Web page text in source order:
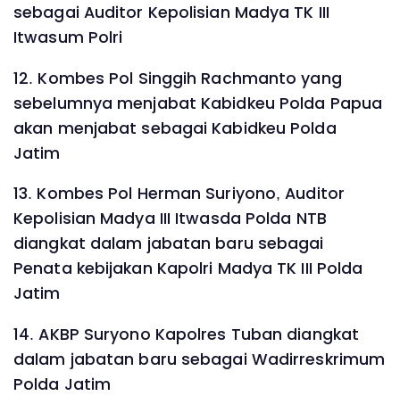
sebagai Auditor Kepolisian Madya TK III
Itwasum Polri
12. Kombes Pol Singgih Rachmanto yang
sebelumnya menjabat Kabidkeu Polda Papua
akan menjabat sebagai Kabidkeu Polda
Jatim
13. Kombes Pol Herman Suriyono, Auditor
Kepolisian Madya III Itwasda Polda NTB
diangkat dalam jabatan baru sebagai
Penata kebijakan Kapolri Madya TK III Polda
Jatim
14. AKBP Suryono Kapolres Tuban diangkat
dalam jabatan baru sebagai Wadirreskrimum
Polda Jatim